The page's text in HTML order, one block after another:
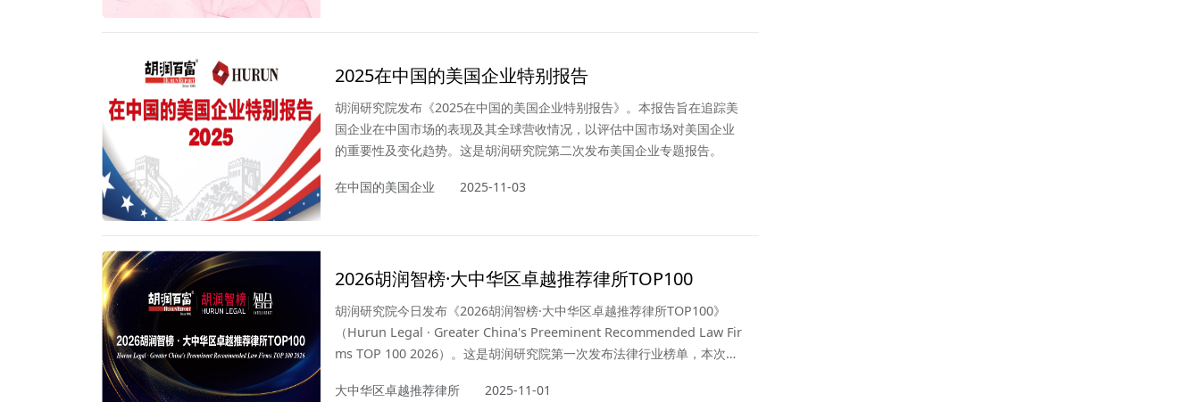
2025在中国的美国企业特别报告
胡润研究院发布《2025在中国的美国企业特别报告》。本报告旨在追踪美
国企业在中国市场的表现及其全球营收情况，以评估中国市场对美国企业
的重要性及变化趋势。这是胡润研究院第二次发布美国企业专题报告。
在中国的美国企业 2025-11-03
2026胡润智榜·大中华区卓越推荐律所TOP100
胡润研究院今日发布《2026胡润智榜·大中华区卓越推荐律所TOP100》
（Hurun Legal · Greater China's Preeminent Recommended Law Fir
ms TOP 100 2026）。这是胡润研究院第一次发布法律行业榜单，本次榜
究院的独家研究支持。
大中华区卓越推荐律所 2025-11-01